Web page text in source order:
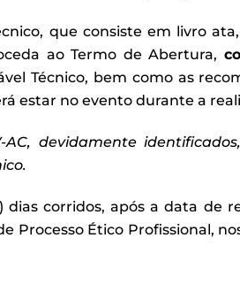
que consiste em livro
ao Termo de Abertura,
Técnico, bem como as
estar no evento durante a
AC, devidamente
dias corridos, após a data de
Processo Ético Profissional,